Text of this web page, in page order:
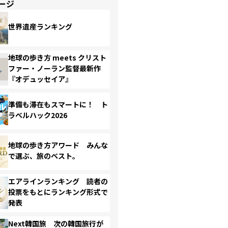
ジ
世界遺産ランキング
地球の歩き方 meets クリスト
ファー・ノーラン監督最新作
『オデュッセイア』
準備も滞在もスマートに！ ト
ラベルハック2026
地球の歩き方アワード みんな
で選ぶ、旅のベスト。
エアラインランキング 読者の
投票をもとにランキング形式で
発表
Next韓国旅 次の韓国旅行が